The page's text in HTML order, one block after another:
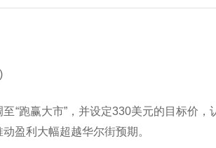
“跑赢大市”，并设定330美元的目标价，
盈利大幅超越华尔街预期。